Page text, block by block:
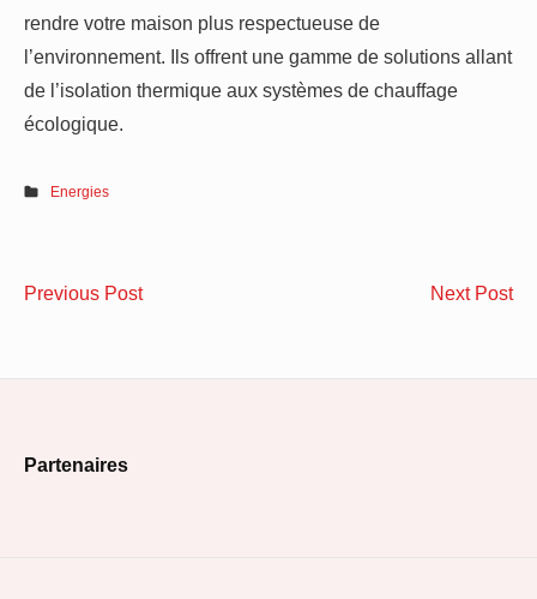
rendre votre maison plus respectueuse de
l’environnement. Ils offrent une gamme de solutions allant
de l’isolation thermique aux systèmes de chauffage
écologique.
Energies
Navigation
Previous PostÉclairage
Next Post
Partenaires